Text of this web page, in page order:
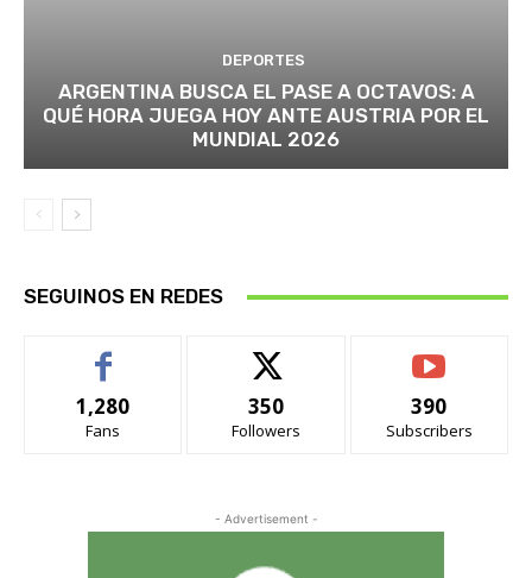
DEPORTES
ARGENTINA BUSCA EL PASE A OCTAVOS: A
QUÉ HORA JUEGA HOY ANTE AUSTRIA POR EL
MUNDIAL 2026
SEGUINOS EN REDES
1,280
Fans
350
Followers
390
Subscribers
- Advertisement -